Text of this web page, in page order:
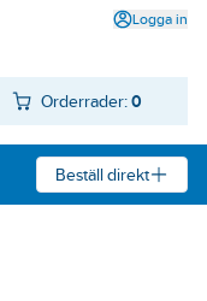
Logga in
Orderrader: 0
Beställ direkt